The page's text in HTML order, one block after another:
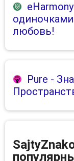
eHarmony
любовь!
Pure -